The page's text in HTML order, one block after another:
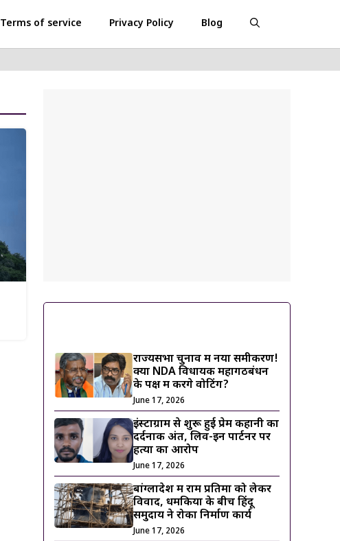
Terms of service Privacy Policy Blog
राज्यसभा चुनाव में नया समीकरण!
क्या NDA विधायक महागठबंधन
के पक्ष में करेंगे वोटिंग?
June 17, 2026
इंस्टाग्राम से शुरू हुई प्रेम कहानी का
दर्दनाक अंत, लिव-इन पार्टनर पर
हत्या का आरोप
June 17, 2026
बांग्लादेश में राम प्रतिमा को लेकर
विवाद, धमकियों के बीच हिंदू
समुदाय ने रोका निर्माण कार्य
June 17, 2026